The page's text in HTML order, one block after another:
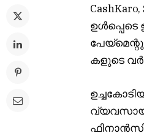
ഉൾപ്പെടെ
കളുടെ